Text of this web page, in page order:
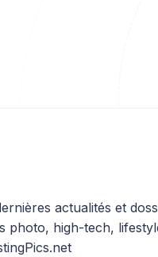
actualités et
photo, high-tech,